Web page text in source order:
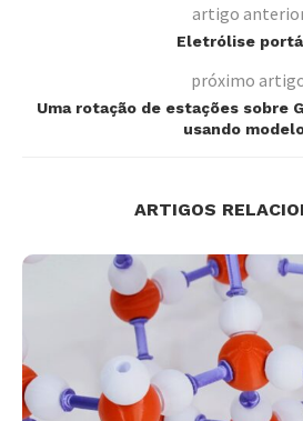
artigo
Eletrólise
próximo
Uma rotação de estações sobre
usando
ARTIGOS